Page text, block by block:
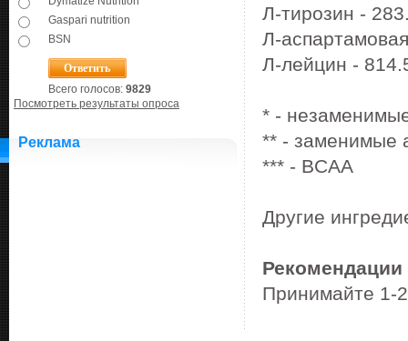
Gaspari nutrition
BSN
Всего голосов: 9829
Посмотреть результаты опроса
Реклама
Л-тирозин -
Л-
Л-лейцин -
* -
** - заменимые
*** - BCAA
Другие
Принимайте 1-